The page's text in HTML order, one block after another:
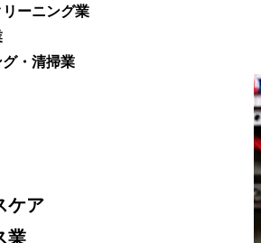
ケア
業
ーニング業
・清掃業